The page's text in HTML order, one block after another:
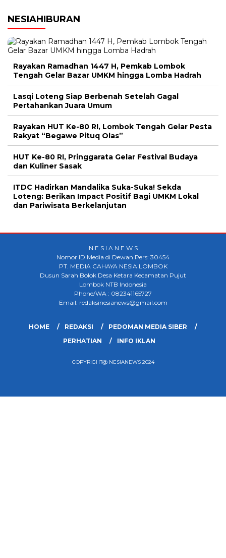
NESIAHIBURAN
Rayakan Ramadhan 1447 H, Pemkab Lombok
Tengah Gelar Bazar UMKM hingga Lomba Hadrah
Lasqi Loteng Siap Berbenah Setelah Gagal
Pertahankan Juara Umum
Rayakan HUT Ke-80 RI, Lombok Tengah Gelar Pesta
Rakyat “Begawe Pituq Olas”
HUT Ke-80 RI, Pringgarata Gelar Festival Budaya
dan Kuliner Sasak
ITDC Hadirkan Mandalika Suka-Suka! Sekda
Loteng: Berikan Impact Positif Bagi UMKM Lokal
dan Pariwisata Berkelanjutan
N E S I A N E W S
Nomor ID Media di Dewan Pers: 30454
PT. MEDIA CAHAYA NESIA LOMBOK
Dusun Sarah Bolok Desa Ketara Kecamatan Pujut
Lombok NTB Indonesia
Phone/WA : 082341165727
Email: redaksinesianews@gmail.com
HOME REDAKSI
PEDOMAN MEDIA SIBER
PERHATIAN
INFO IKLAN
COPYRIGHT@ NESIANEWS 2024